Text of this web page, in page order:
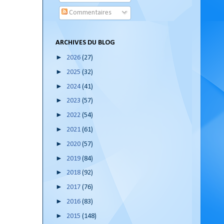
Commentaires
ARCHIVES DU BLOG
► 2026 (27)
► 2025 (32)
► 2024(41)
► 2023 (57)
► 2022 (54)
► 2021 (61)
► 2020 (57)
► 2019 (84)
► 2018 (92)
► 2017 (76)
► 2016 (83)
► 2015 (148)